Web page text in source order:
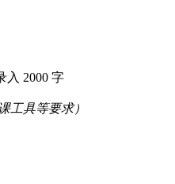
入 2000 字
工具等要求）